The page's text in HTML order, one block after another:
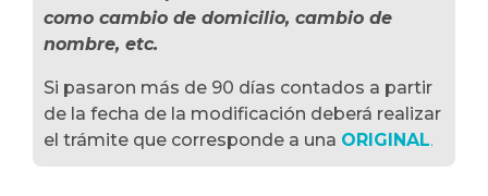
como cambio de domicilio, cambio de
nombre, etc.
Si pasaron más de 90 días contados a partir
de la fecha de la modificación deberá realizar
el trámite que corresponde a una ORIGINAL.